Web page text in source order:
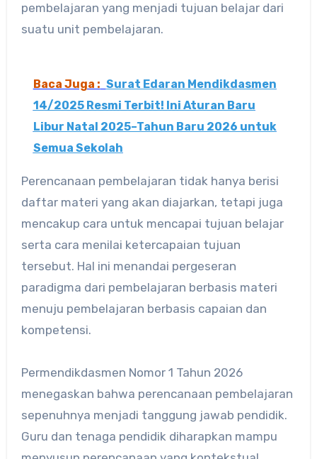
pembelajaran yang menjadi tujuan belajar dari
suatu unit pembelajaran.
Baca Juga : Surat Edaran Mendikdasmen
14/2025 Resmi Terbit! Ini Aturan Baru
Libur Natal 2025–Tahun Baru 2026 untuk
Semua Sekolah
Perencanaan pembelajaran tidak hanya berisi
daftar materi yang akan diajarkan, tetapi juga
mencakup cara untuk mencapai tujuan belajar
serta cara menilai ketercapaian tujuan
tersebut. Hal ini menandai pergeseran
paradigma dari pembelajaran berbasis materi
menuju pembelajaran berbasis capaian dan
kompetensi.
Permendikdasmen Nomor 1 Tahun 2026
menegaskan bahwa perencanaan pembelajaran
sepenuhnya menjadi tanggung jawab pendidik.
Guru dan tenaga pendidik diharapkan mampu